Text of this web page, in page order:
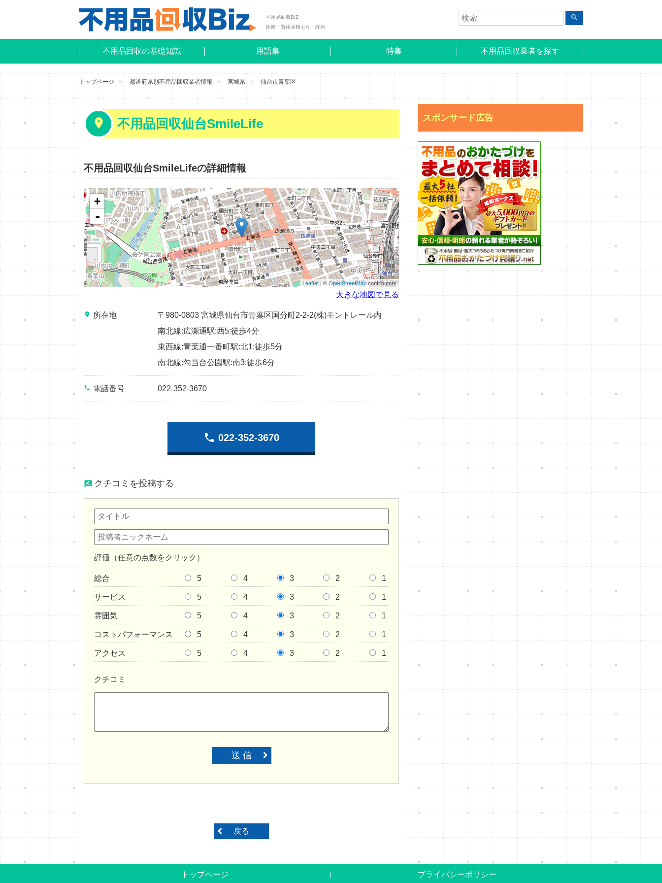
不用品回収BIZ
比較・費用見積もり・評判
search
不用品回収の基礎知識 用語集 特集 不用品回収業者を探す
トップページ 都道府県別不用品回収業者情報 宮城県 仙台市青葉区
不用品回収仙台SmileLife
不用品回収仙台SmileLifeの詳細情報
+
-
Leaflet | ©OpenStreetMapcontributors
大きな地図で見る
place 所在地
〒980-0803 宮城県仙台市青葉区国分町2-2-2(株)モントレール内
南北線:広瀬通駅:西5:徒歩4分
東西線:青葉通一番町駅:北1:徒歩5分
南北線:勾当台公園駅:南3:徒歩6分
phone 電話番号 022-352-3670
phone 022-352-3670
クチコミを投稿する
評価（任意の点数をクリック）
総合 5 4 3 2 1
サービス 5 4 3 2 1
雰囲気 5 4 3 2 1
コストパフォーマンス 5 4 3 2 1
アクセス 5 4 3 2 1
クチコミ
送 信
戻る
スポンサード広告
トップページ プライバシーポリシー